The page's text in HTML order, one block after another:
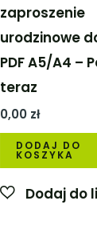
zaproszenie
urodzinowe
PDF A5/A4 –
teraz
0,00 zł
DODAJ DO
KOSZYKA